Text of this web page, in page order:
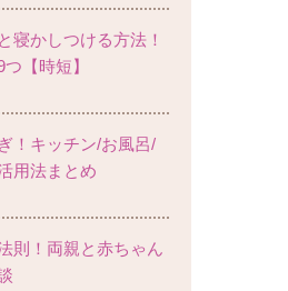
寝かしつける方法！
【時短】
！キッチン/お風呂/
用法まとめ
則！両親と赤ちゃん